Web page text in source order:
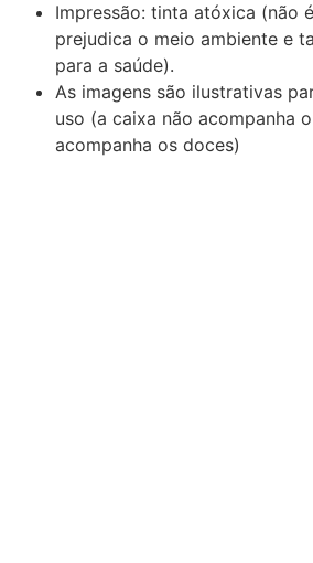
Impressão: tinta atóxica (não
prejudica o meio ambiente e
para a saúde).
As imagens são ilustrativas
uso (a caixa não acompanha
acompanha os doces)